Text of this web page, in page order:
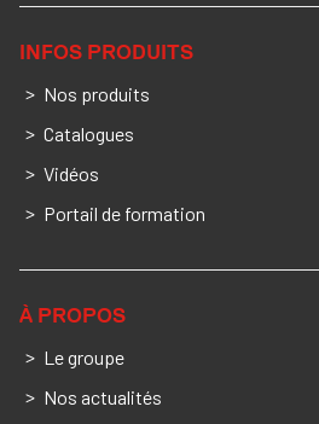
INFOS PRODUITS
Nos produits
Catalogues
Vidéos
Portail de formation
À PROPOS
Le groupe
Nos actualités